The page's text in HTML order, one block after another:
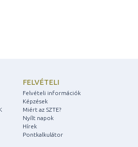
FELVÉTELI
Felvételi információk
Képzések
Miért az SZTE?
Nyílt napok
Hírek
Pontkalkulátor